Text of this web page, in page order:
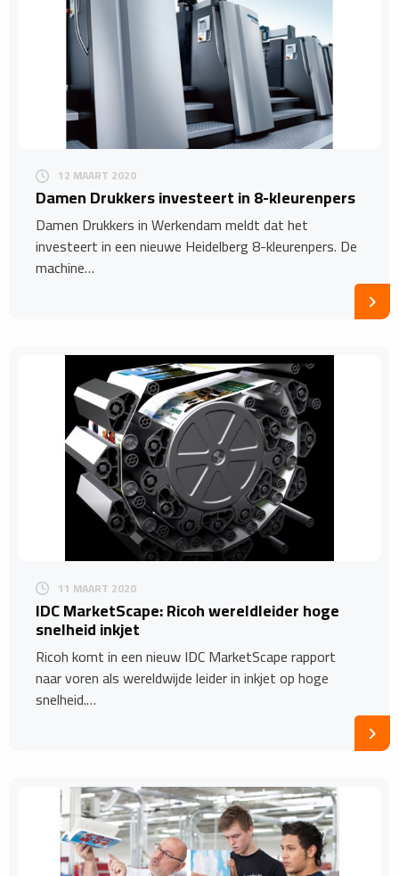
12 MAART 2020
Damen Drukkers investeert in 8-kleurenpers
Damen Drukkers in Werkendam meldt dat het
investeert in een nieuwe Heidelberg 8-kleurenpers. De
machine…
11 MAART 2020
IDC MarketScape: Ricoh wereldleider hoge
snelheid inkjet
Ricoh komt in een nieuw IDC MarketScape rapport
naar voren als wereldwijde leider in inkjet op hoge
snelheid.…